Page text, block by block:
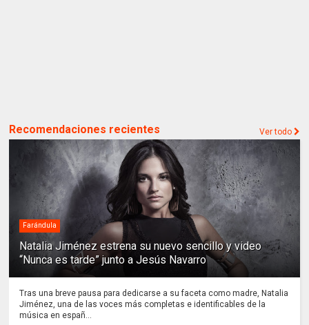
Recomendaciones recientes Ver todo
Farándula
Natalia Jiménez estrena su nuevo sencillo y video
“Nunca es tarde” junto a Jesús Navarro
Tras una breve pausa para dedicarse a su faceta como madre, Natalia
Jiménez, una de las voces más completas e identificables de la
música en españ...